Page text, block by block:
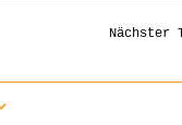
Nächster